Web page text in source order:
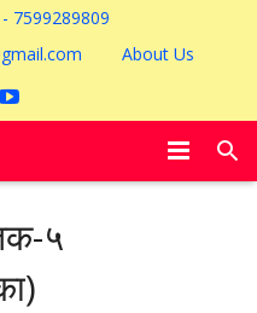
7599289809
About Us
५